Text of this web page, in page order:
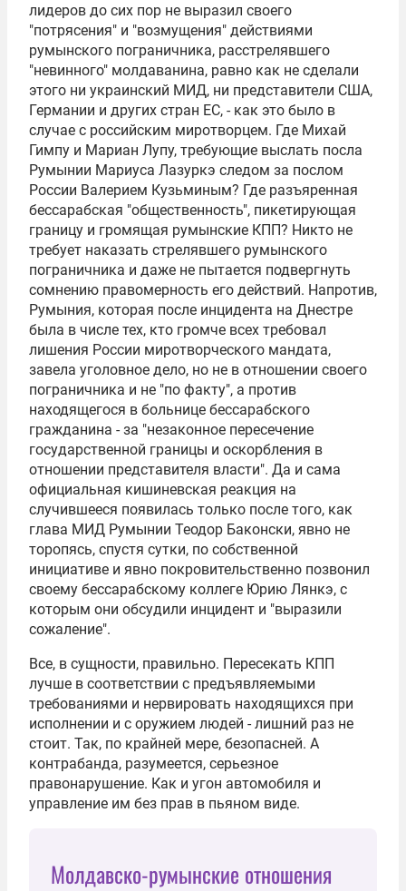
лидеров до сих пор не выразил своего
"потрясения" и "возмущения" действиями
румынского пограничника, расстрелявшего
"невинного" молдаванина, равно как не сделали
этого ни украинский МИД, ни представители США,
Германии и других стран ЕС, - как это было в
случае с российским миротворцем. Где Михай
Гимпу и Мариан Лупу, требующие выслать посла
Румынии Мариуса Лазуркэ следом за послом
России Валерием Кузьминым? Где разъяренная
бессарабская "общественность", пикетирующая
границу и громящая румынские КПП? Никто не
требует наказать стрелявшего румынского
пограничника и даже не пытается подвергнуть
сомнению правомерность его действий. Напротив,
Румыния, которая после инцидента на Днестре
была в числе тех, кто громче всех требовал
лишения России миротворческого мандата,
завела уголовное дело, но не в отношении своего
пограничника и не "по факту", а против
находящегося в больнице бессарабского
гражданина - за "незаконное пересечение
государственной границы и оскорбления в
отношении представителя власти". Да и сама
официальная кишиневская реакция на
случившееся появилась только после того, как
глава МИД Румынии Теодор Баконски, явно не
торопясь, спустя сутки, по собственной
инициативе и явно покровительственно позвонил
своему бессарабскому коллеге Юрию Лянкэ, с
которым они обсудили инцидент и "выразили
сожаление".
Все, в сущности, правильно. Пересекать КПП
лучше в соответствии с предъявляемыми
требованиями и нервировать находящихся при
исполнении и с оружием людей - лишний раз не
стоит. Так, по крайней мере, безопасней. А
контрабанда, разумеется, серьезное
правонарушение. Как и угон автомобиля и
управление им без прав в пьяном виде.
Молдавско-румынские отношения